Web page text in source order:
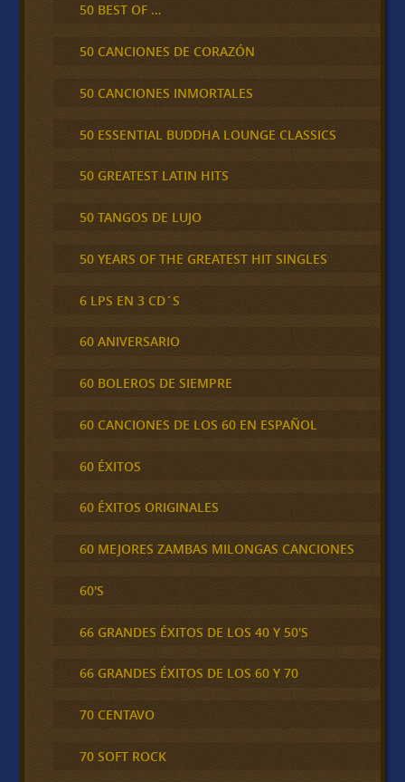
50 BEST OF …
50 CANCIONES DE CORAZÓN
50 CANCIONES INMORTALES
50 ESSENTIAL BUDDHA LOUNGE CLASSICS
50 GREATEST LATIN HITS
50 TANGOS DE LUJO
50 YEARS OF THE GREATEST HIT SINGLES
6 LPS EN 3 CD´S
60 ANIVERSARIO
60 BOLEROS DE SIEMPRE
60 CANCIONES DE LOS 60 EN ESPAÑOL
60 ÉXITOS
60 ÉXITOS ORIGINALES
60 MEJORES ZAMBAS MILONGAS CANCIONES
60'S
66 GRANDES ÉXITOS DE LOS 40 Y 50'S
66 GRANDES ÉXITOS DE LOS 60 Y 70
70 CENTAVO
70 SOFT ROCK